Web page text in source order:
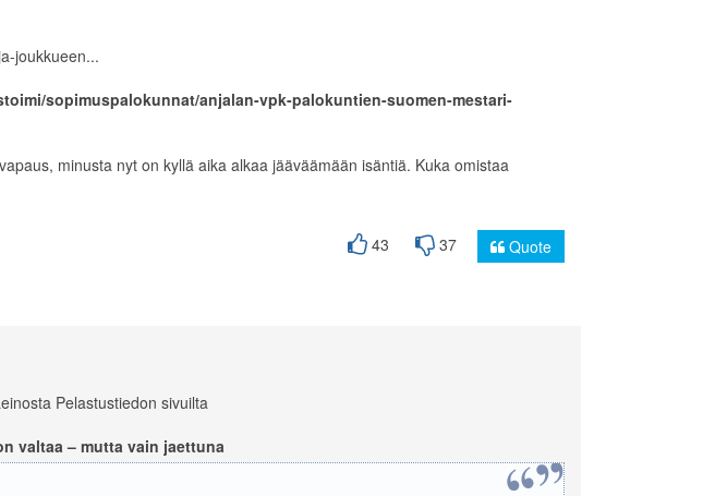
joukkueen...
sopimuspalokunnat/anjalan-vpk-palokuntien-suomen-mestari-
minusta nyt on kyllä aika alkaa jääväämään isäntiä. Kuka omistaa
43 37 Quote
Pelastustiedon sivuilta
valtaa – mutta vain jaettuna